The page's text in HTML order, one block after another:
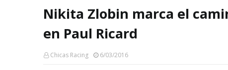
Nikita Zlobin marca el
en Paul Ricard
Chicas Racing 6/03/2016